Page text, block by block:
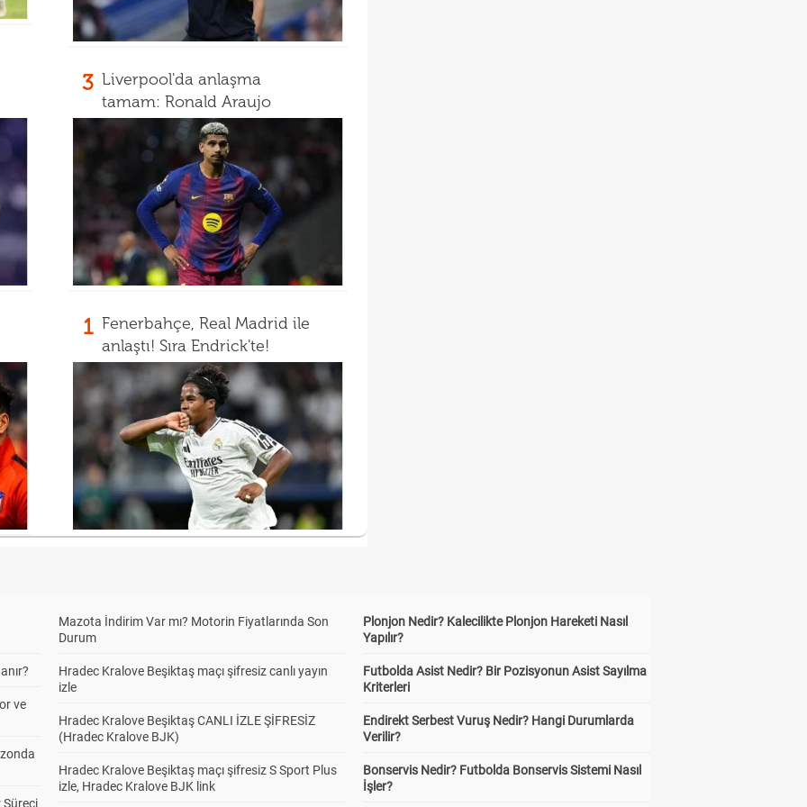
3 Liverpool'da anlaşma
tamam: Ronald Araujo
1 Fenerbahçe, Real Madrid ile
anlaştı! Sıra Endrick'te!
ve
Süreci
Mazota İndirim Var mı? Motorin Fiyatlarında Son
Durum
Hradec Kralove Beşiktaş maçı şifresiz canlı yayın
izle
Hradec Kralove Beşiktaş CANLI İZLE ŞİFRESİZ
(Hradec Kralove BJK)
Hradec Kralove Beşiktaş maçı şifresiz S Sport Plus
izle, Hradec Kralove BJK link
Plonjon Nedir? Kalecilikte Plonjon Hareketi Nasıl
Yapılır?
Futbolda Asist Nedir? Bir Pozisyonun Asist Sayılma
Kriterleri
Endirekt Serbest Vuruş Nedir? Hangi Durumlarda
Verilir?
Bonservis Nedir? Futbolda Bonservis Sistemi Nasıl
İşler?